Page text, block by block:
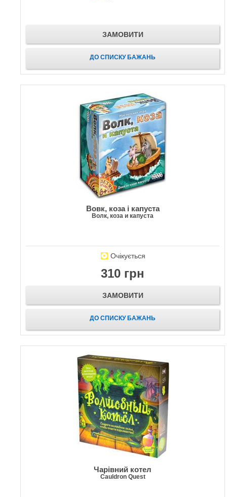
ЗАМОВИТИ
ДО СПИСКУ БАЖАНЬ
Вовк, коза і капуста
Волк, коза и капуста
Очікується
310 грн
ЗАМОВИТИ
ДО СПИСКУ БАЖАНЬ
Чарівний котел
Cauldron Quest